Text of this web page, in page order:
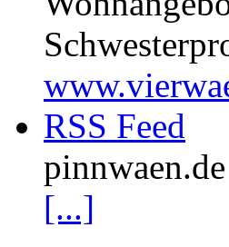
RSS Feed
[...]